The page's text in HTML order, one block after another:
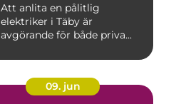
Att anlita en pålitlig
elektriker i Täby är
avgörande för både priva...
09. jun